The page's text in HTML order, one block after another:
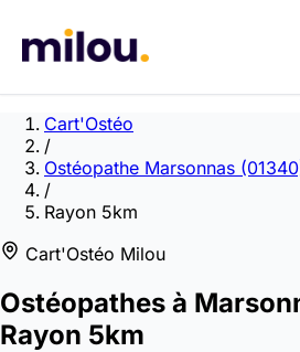
Cart'Ostéo
/
Ostéopathe Marsonnas
/
Rayon 5km
Cart'Ostéo Milou
Ostéopathes à
Rayon 5km